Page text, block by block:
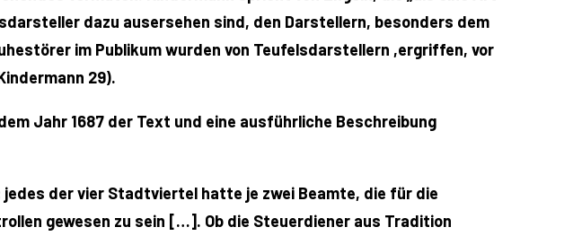
dazu ausersehen sind, den Darstellern, besonders dem
im Publikum wurden von Teufelsdarstellern ,ergriffen, vor
29).
Jahr 1687 der Text und eine ausführliche Beschreibung
der vier Stadtviertel hatte je zwei Beamte, die für die
gewesen zu sein […]. Ob die Steuerdiener aus Tradition